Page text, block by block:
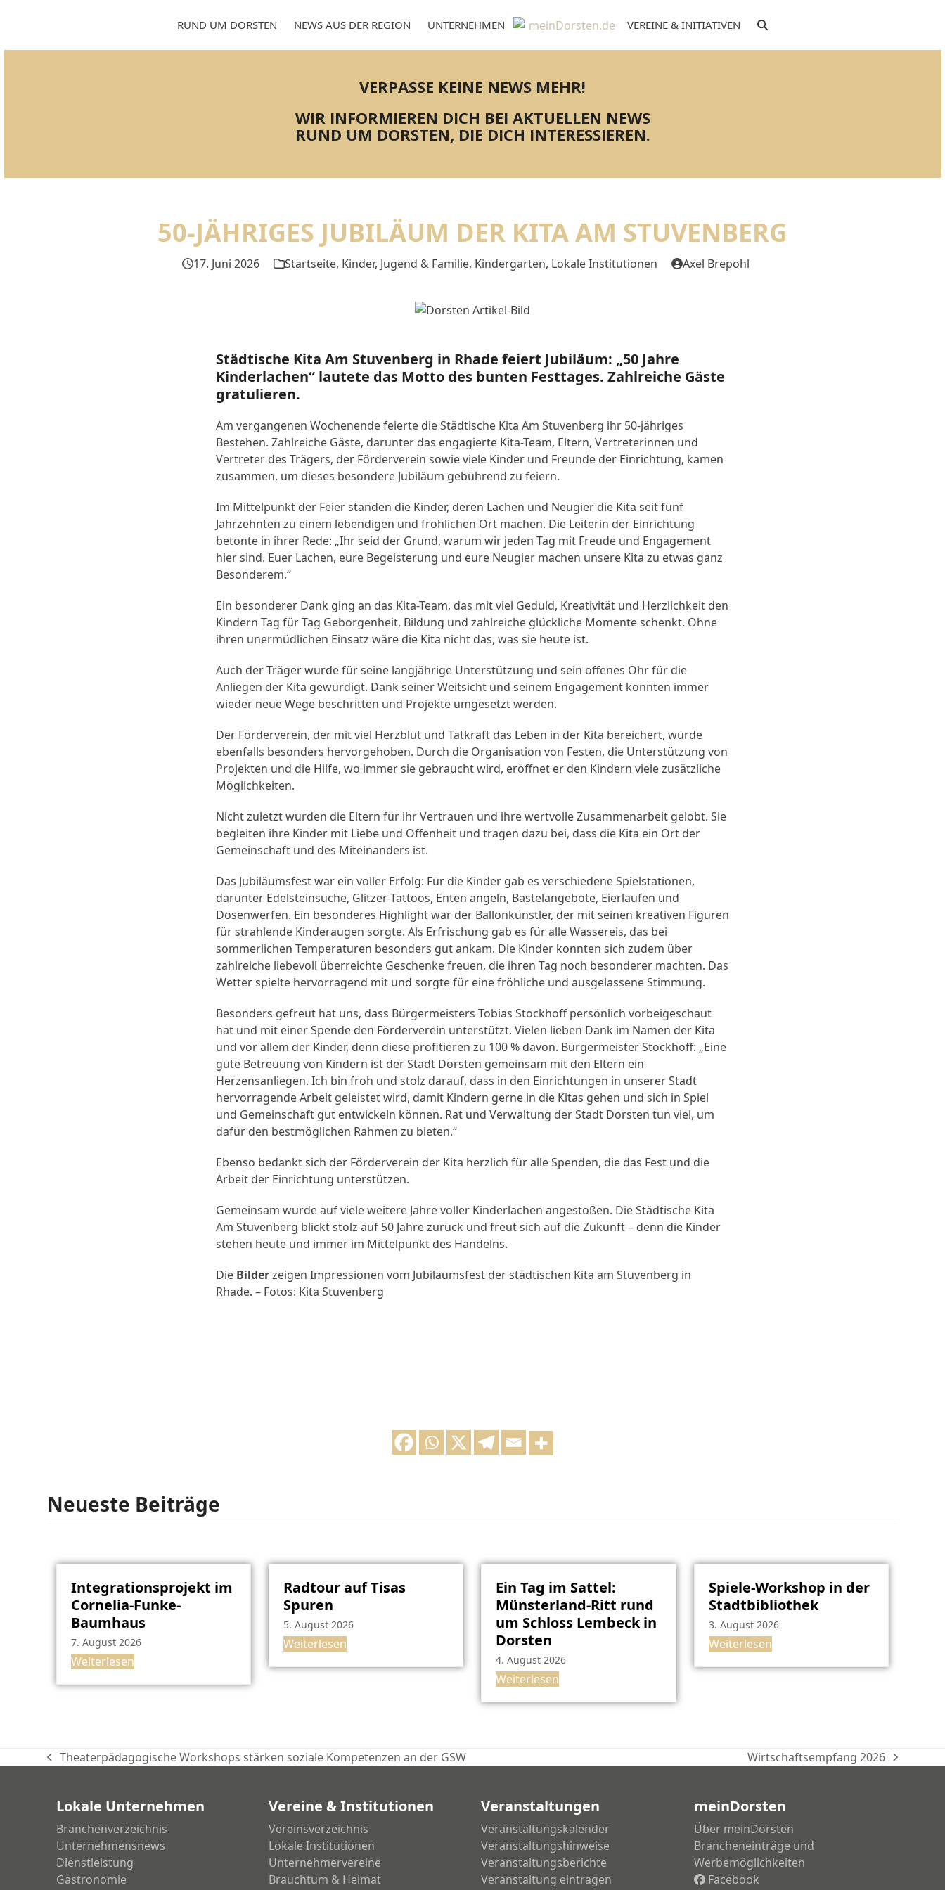
RUND UM DORSTEN NEWS AUS DER REGION UNTERNEHMEN VEREINE & INITIATIVEN
VERPASSE KEINE NEWS MEHR!
WIR INFORMIEREN DICH BEI AKTUELLEN NEWS
RUND UM DORSTEN, DIE DICH INTERESSIEREN.
50-JÄHRIGES JUBILÄUM DER KITA AM STUVENBERG
17. Juni 2026 Startseite, Kinder, Jugend & Familie, Kindergarten, Lokale Institutionen Axel Brepohl
Städtische Kita Am Stuvenberg in Rhade feiert Jubiläum: „50 Jahre
Kinderlachen“ lautete das Motto des bunten Festtages. Zahlreiche Gäste
gratulieren.
Am vergangenen Wochenende feierte die Städtische Kita Am Stuvenberg ihr 50-jähriges
Bestehen. Zahlreiche Gäste, darunter das engagierte Kita-Team, Eltern, Vertreterinnen und
Vertreter des Trägers, der Förderverein sowie viele Kinder und Freunde der Einrichtung, kamen
zusammen, um dieses besondere Jubiläum gebührend zu feiern.
Im Mittelpunkt der Feier standen die Kinder, deren Lachen und Neugier die Kita seit fünf
Jahrzehnten zu einem lebendigen und fröhlichen Ort machen. Die Leiterin der Einrichtung
betonte in ihrer Rede: „Ihr seid der Grund, warum wir jeden Tag mit Freude und Engagement
hier sind. Euer Lachen, eure Begeisterung und eure Neugier machen unsere Kita zu etwas ganz
Besonderem.“
Ein besonderer Dank ging an das Kita-Team, das mit viel Geduld, Kreativität und Herzlichkeit den
Kindern Tag für Tag Geborgenheit, Bildung und zahlreiche glückliche Momente schenkt. Ohne
ihren unermüdlichen Einsatz wäre die Kita nicht das, was sie heute ist.
Auch der Träger wurde für seine langjährige Unterstützung und sein offenes Ohr für die
Anliegen der Kita gewürdigt. Dank seiner Weitsicht und seinem Engagement konnten immer
wieder neue Wege beschritten und Projekte umgesetzt werden.
Der Förderverein, der mit viel Herzblut und Tatkraft das Leben in der Kita bereichert, wurde
ebenfalls besonders hervorgehoben. Durch die Organisation von Festen, die Unterstützung von
Projekten und die Hilfe, wo immer sie gebraucht wird, eröffnet er den Kindern viele zusätzliche
Möglichkeiten.
Nicht zuletzt wurden die Eltern für ihr Vertrauen und ihre wertvolle Zusammenarbeit gelobt. Sie
begleiten ihre Kinder mit Liebe und Offenheit und tragen dazu bei, dass die Kita ein Ort der
Gemeinschaft und des Miteinanders ist.
Das Jubiläumsfest war ein voller Erfolg: Für die Kinder gab es verschiedene Spielstationen,
darunter Edelsteinsuche, Glitzer-Tattoos, Enten angeln, Bastelangebote, Eierlaufen und
Dosenwerfen. Ein besonderes Highlight war der Ballonkünstler, der mit seinen kreativen Figuren
für strahlende Kinderaugen sorgte. Als Erfrischung gab es für alle Wassereis, das bei
sommerlichen Temperaturen besonders gut ankam. Die Kinder konnten sich zudem über
zahlreiche liebevoll überreichte Geschenke freuen, die ihren Tag noch besonderer machten. Das
Wetter spielte hervorragend mit und sorgte für eine fröhliche und ausgelassene Stimmung.
Besonders gefreut hat uns, dass Bürgermeisters Tobias Stockhoff persönlich vorbeigeschaut
hat und mit einer Spende den Förderverein unterstützt. Vielen lieben Dank im Namen der Kita
und vor allem der Kinder, denn diese profitieren zu 100 % davon. Bürgermeister Stockhoff: „Eine
gute Betreuung von Kindern ist der Stadt Dorsten gemeinsam mit den Eltern ein
Herzensanliegen. Ich bin froh und stolz darauf, dass in den Einrichtungen in unserer Stadt
hervorragende Arbeit geleistet wird, damit Kindern gerne in die Kitas gehen und sich in Spiel
und Gemeinschaft gut entwickeln können. Rat und Verwaltung der Stadt Dorsten tun viel, um
dafür den bestmöglichen Rahmen zu bieten.“
Ebenso bedankt sich der Förderverein der Kita herzlich für alle Spenden, die das Fest und die
Arbeit der Einrichtung unterstützen.
Gemeinsam wurde auf viele weitere Jahre voller Kinderlachen angestoßen. Die Städtische Kita
Am Stuvenberg blickt stolz auf 50 Jahre zurück und freut sich auf die Zukunft – denn die Kinder
stehen heute und immer im Mittelpunkt des Handelns.
Die Bilderzeigen Impressionen vom Jubiläumsfest der städtischen Kita am Stuvenberg in
Rhade. – Fotos: Kita Stuvenberg
Neueste Beiträge
Integrationsprojekt im
Cornelia-Funke-
Baumhaus
7. August 2026
Weiterlesen
Radtour auf Tisas
Spuren
5. August 2026
Weiterlesen
Ein Tag im Sattel:
Münsterland-Ritt rund
um Schloss Lembeck in
Dorsten
4. August 2026
Weiterlesen
Spiele-Workshop in der
Stadtbibliothek
3. August 2026
Weiterlesen
vorheriger
Theaterpädagogische Workshops stärken soziale Kompetenzen an der GSW
Nächster
Wirtschaftsempfang 2026
Lokale Unternehmen
Branchenverzeichnis
Unternehmensnews
Dienstleistung
Gastronomie
Vereine & Institutionen
Vereinsverzeichnis
Lokale Institutionen
Unternehmervereine
Brauchtum & Heimat
Veranstaltungen
Veranstaltungskalender
Veranstaltungshinweise
Veranstaltungsberichte
Veranstaltung eintragen
meinDorsten
Über meinDorsten
Brancheneinträge und
Werbemöglichkeiten
Facebook